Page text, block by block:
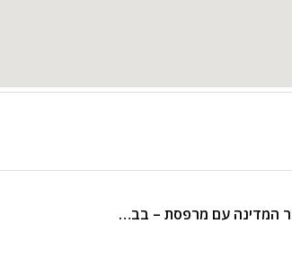
דירה גבוהה במגדל בכיכר המדינה עם מרפסת – בבלעדיות!!!